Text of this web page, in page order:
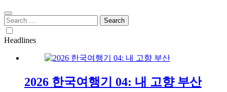
Search
for:
Headlines
2026 한국여행기 04: 내 고향 부산